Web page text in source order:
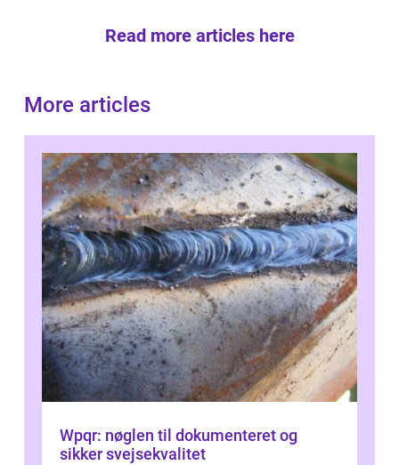
Read more articles here
More articles
Wpqr: nøglen til dokumenteret og
sikker svejsekvalitet